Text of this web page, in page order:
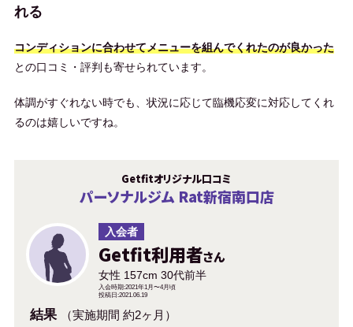
れる
コンディションに合わせてメニューを組んでくれたのが良かった
との口コミ・評判も寄せられています。
体調がすぐれない時でも、状況に応じて臨機応変に対応してくれ
るのは嬉しいですね。
Getfitオリジナル口コミ
パーソナルジム Rat新宿南口店
入会者
Getfit利用者さん
女性 157cm 30代前半
入会時期:2021年1月〜4月頃
投稿日:2021.06.19
結果 （実施期間 約2ヶ月）